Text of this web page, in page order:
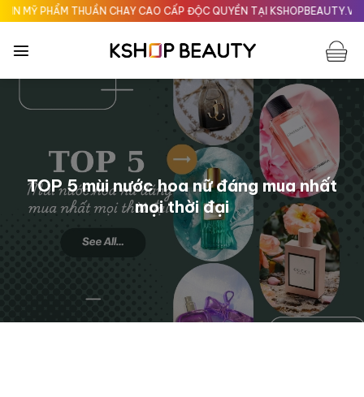
Chuyển
đến
nội
THUẦN CHAY CAO CẤP ĐỘC QUYỀN TẠI KSHOPBEAUTY.VN Giao
TOP 5 mùi nước hoa nữ đáng mua nhất
mọi thời đại